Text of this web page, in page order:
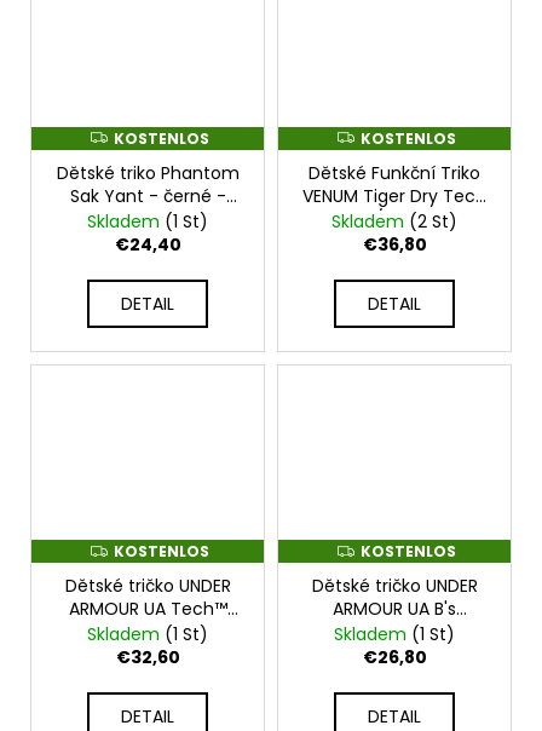
K
O
S
T
E
N
L
KOSTENLOS
Dětské triko Phantom
Sak Yant - černé -
PHSH2900_DBLK
Skladem (1 St)
€24,40
DETAIL
K
O
S
T
E
N
KOSTENLOS
Dětské Funkční Triko
VENUM Tiger Dry Tech
- černo/oranžové -
VENUM-05377-117
Skladem (2 St)
€36,80
DETAIL
K
O
S
T
E
N
KOSTENLOS
Dětské tričko UNDER
ARMOUR UA Tech™
Vent Geode - černé -
1382792-001
Skladem (1 St)
€32,60
DETAIL
K
O
S
T
E
N
KOSTENLOS
Dětské tričko UNDER
ARMOUR UA B's
Challenger SS - fialové
- 1379704-561
Skladem (1 St)
€26,80
DETAIL